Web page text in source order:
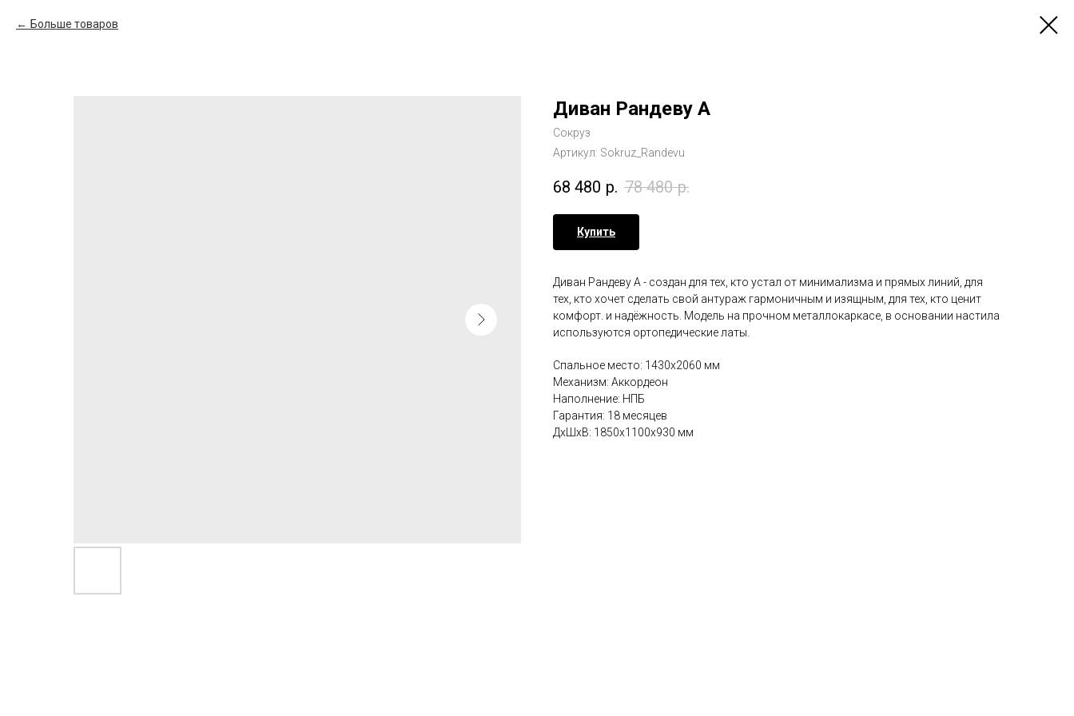
Больше товаров
Диван Рандеву А
Сокруз
Артикул: Sokruz_Randevu
68 480 р. 78 480 р.
Купить
Диван Рандеву А - создан для тех, кто устал от минимализма и прямых линий, для
тех, кто хочет сделать свой антураж гармоничным и изящным, для тех, кто ценит
комфорт. и надёжность. Модель на прочном металлокаркасе, в основании настила
используются ортопедические латы.
Спальное место: 1430х2060 мм
Механизм: Аккордеон
Наполнение: НПБ
Гарантия: 18 месяцев
ДxШxВ: 1850x1100x930 мм